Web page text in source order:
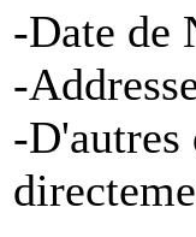
-Date de
-
-